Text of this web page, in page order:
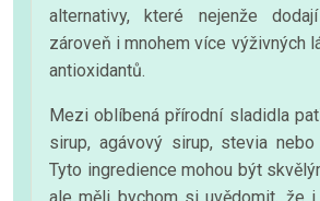
alternativy, které nejenže
zároveň i mnohem více výživných
antioxidantů.
Mezi oblíbená přírodní sladidla
sirup, agávový sirup, stevia
Tyto ingredience mohou být